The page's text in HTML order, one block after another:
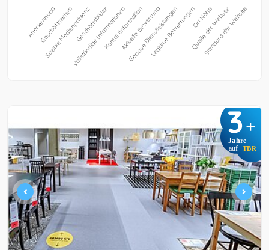
3+
Jahre
auf TBR